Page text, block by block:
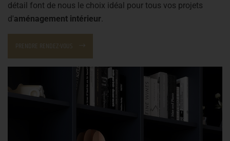
détail font de nous le choix idéal pour tous vos projets
d'aménagement intérieur.
PRENDRE RENDEZ-VOUS